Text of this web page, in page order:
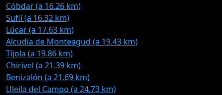
Cóbdar (a 16.26 km)
Suflí (a 16.32 km)
Lúcar (a 17.63 km)
Alcudia de Monteagud (a 19.43 km)
Tíjola (a 19.86 km)
Chirivel (a 21.39 km)
Benizalón (a 21.69 km)
Uleila del Campo (a 24.73 km)